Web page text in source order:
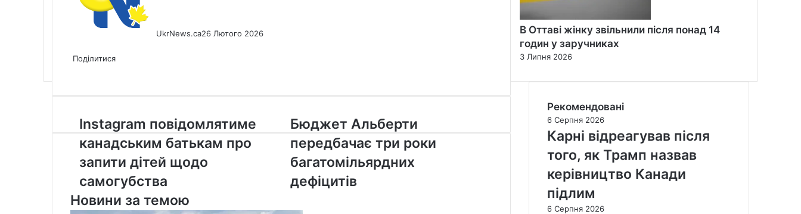
UkrNews.ca26 Лютого 2026
via
Поділитися
Email
Instagram
повідомлятиме
канадським
батькам
про
запити
дітей
щодо
Instagram повідомлятиме
канадським батькам про
запити дітей щодо
самогубства
Бюджет
Альберти
передбачає
три
роки
багатомільярдних
Бюджет Альберти
передбачає три роки
багатомільярдних
дефіцитів
Новини за темою
В Оттаві жінку звільнили після понад 14
годин у заручниках
3 Липня 2026
Рекомендовані
6 Серпня 2026
Карні відреагував після
того, як Трамп назвав
керівництво Канади
підлим
6 Серпня 2026